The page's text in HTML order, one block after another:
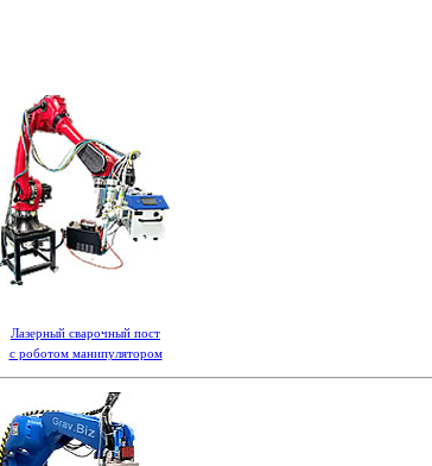
Лазерный сварочный пост
с роботом манипулятором